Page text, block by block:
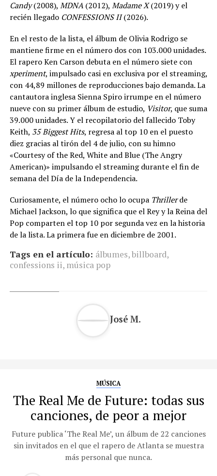
Candy(2008), MDNA (2012), Madame X(2019) y el
recién llegado CONFESSIONS II(2026).
En el resto de la lista, el álbum de Olivia Rodrigo se
mantiene firme en el número dos con 103.000 unidades.
El rapero Ken Carson debuta en el número siete con
xperiment, impulsado casi en exclusiva por el streaming,
con 44,89 millones de reproducciones bajo demanda. La
cantautora inglesa Sienna Spiro irrumpe en el número
nueve con su primer álbum de estudio, Visitor, que suma
39.000 unidades. Y el recopilatorio del fallecido Toby
Keith, 35 Biggest Hits, regresa al top 10 en el puesto
diez gracias al tirón del 4 de julio, con su himno
«Courtesy of the Red, White and Blue (The Angry
American)» impulsando el streaming durante el fin de
semana del Día de la Independencia.
Curiosamente, el número ocho lo ocupa Thrillerde
Michael Jackson, lo que significa que el Rey y la Reina del
Pop comparten el top 10 por segunda vez en la historia
de la lista. La primera fue en diciembre de 2001.
Tags en el artículo: álbumes,billboard,
confessions ii, música pop
José M.
MÚSICA
The Real Me de Future: todas sus
canciones, de peor a mejor
Future publica ‘The Real Me’, un álbum de 22 canciones
sin invitados en el que el rapero de Atlanta se muestra
más personal que nunca.